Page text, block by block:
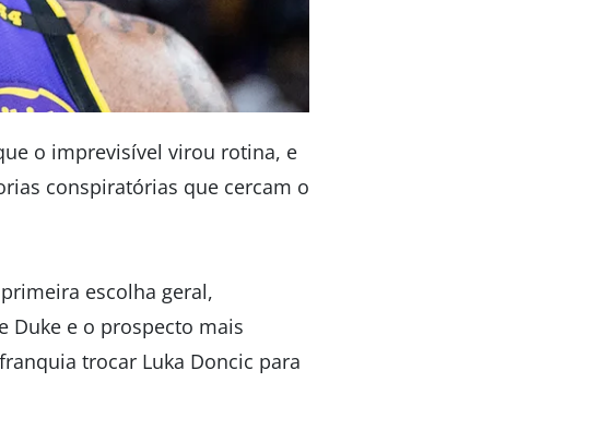
o imprevisível virou rotina, e
conspiratórias que cercam o
escolha geral,
Duke e o prospecto mais
trocar Luka Doncic para